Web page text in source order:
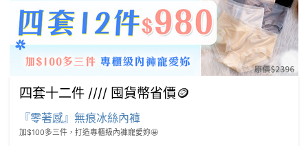
四套十二件 //// 囤貨幣省價🪙
『零著感』無痕冰絲內褲
加$100多三件，打造專櫃級內褲寵愛妳🤩